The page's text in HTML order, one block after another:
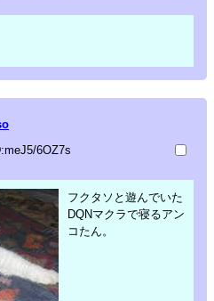
6OZ7s
フクタソと遊んでいた
DQNマクラで寝るアン
コたん。